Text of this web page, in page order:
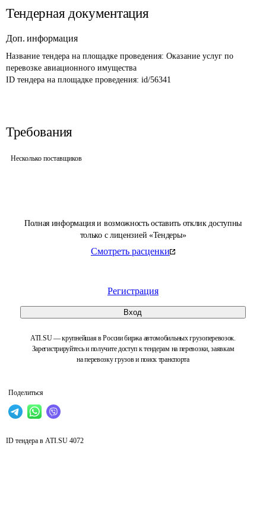
Полная информация и возможность оставить отклик доступны
только с лицензией «Тендеры»
Смотреть расценки
Регистрация
Вход
ATI.SU — крупнейшая в России биржа автомобильных грузоперевозок.
Зарегистрируйтесь и получите доступ к тендерам на перевозки, заявкам
на перевозку грузов и поиск транспорта
Поделиться
Тендерная документация
Доп. информация
Название тендера на площадке проведения: Оказание услуг по
перевозке авиационного имущества
ID тендера на площадке проведения: id/56341
Требования
Несколько поставщиков
ID тендера в ATI.SU 4072